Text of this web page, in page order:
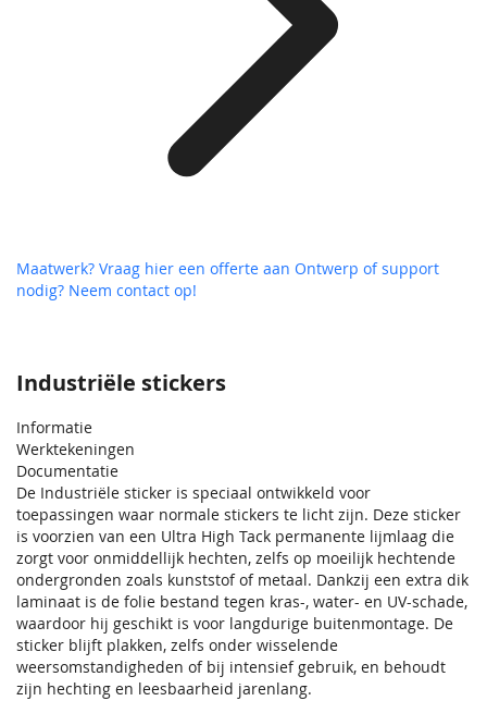
Industriële stickers
Informatie
Werktekeningen
Documentatie
De Industriële sticker is speciaal ontwikkeld voor
toepassingen waar normale stickers te licht zijn. Deze sticker
is voorzien van een Ultra High Tack permanente lijmlaag die
zorgt voor onmiddellijk hechten, zelfs op moeilijk hechtende
ondergronden zoals kunststof of metaal. Dankzij een extra dik
laminaat is de folie bestand tegen kras-, water- en UV-schade,
waardoor hij geschikt is voor langdurige buitenmontage. De
sticker blijft plakken, zelfs onder wisselende
weersomstandigheden of bij intensief gebruik, en behoudt
zijn hechting en leesbaarheid jarenlang.
Maatwerk? Vraag hier een offerte aan Ontwerp of support
nodig? Neem contact op!